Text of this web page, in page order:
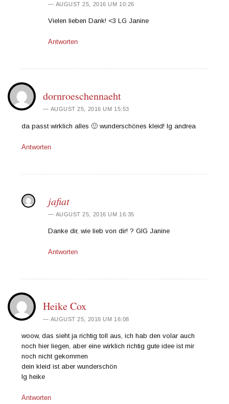
AUGUST 25, 2016 UM 10:26
Vielen lieben Dank! <3 LG Janine
Antworten
dornroeschennaeht
AUGUST 25, 2016 UM 15:53
da passt wirklich alles 🙂 wunderschönes kleid! lg andrea
Antworten
jafiat
AUGUST 25, 2016 UM 16:35
Danke dir, wie lieb von dir! ? GlG Janine
Antworten
Heike Cox
AUGUST 25, 2016 UM 16:08
woow, das sieht ja richtig toll aus, ich hab den volar auch
noch hier liegen, aber eine wirklich richtig gute idee ist mir
noch nicht gekommen
dein kleid ist aber wunderschön
lg heike
Antworten